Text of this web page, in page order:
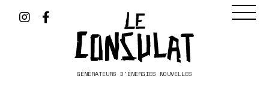
GÉNÉRATEURS D'ÉNERGIES NOUVELLES